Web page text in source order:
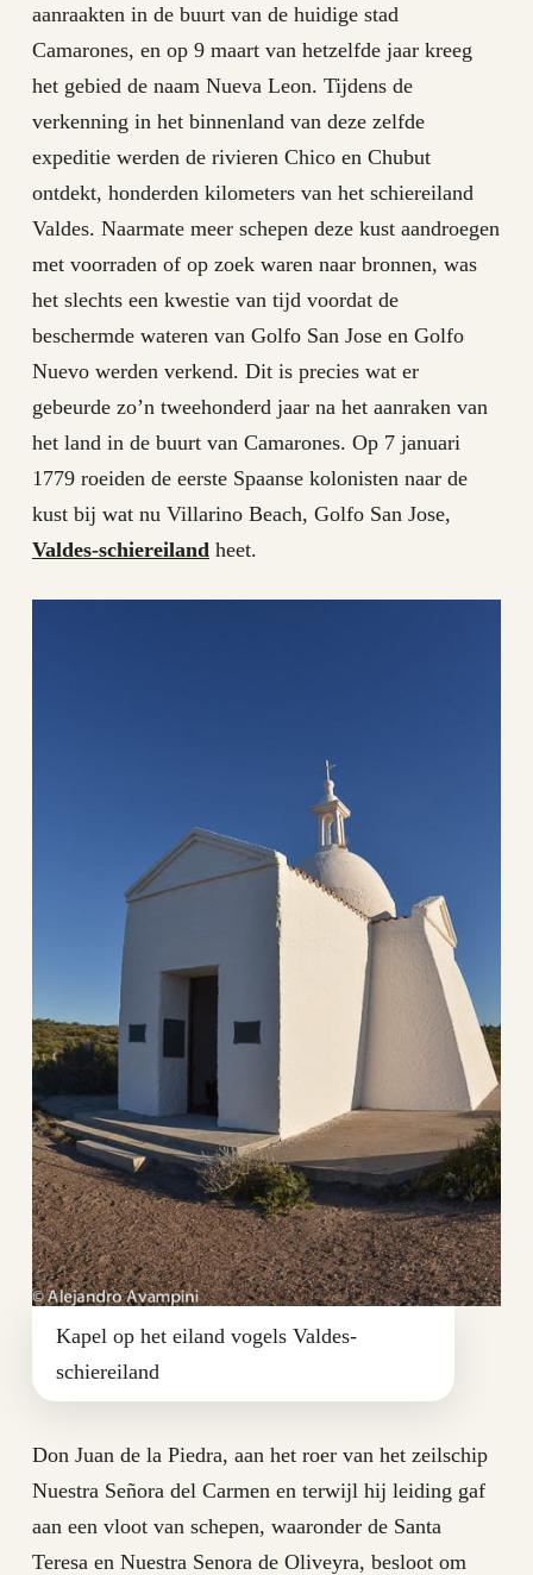
aanraakten in de buurt van de huidige stad
Camarones, en op 9 maart van hetzelfde jaar kreeg
het gebied de naam Nueva Leon. Tijdens de
verkenning in het binnenland van deze zelfde
expeditie werden de rivieren Chico en Chubut
ontdekt, honderden kilometers van het schiereiland
Valdes. Naarmate meer schepen deze kust aandroegen
met voorraden of op zoek waren naar bronnen, was
het slechts een kwestie van tijd voordat de
beschermde wateren van Golfo San Jose en Golfo
Nuevo werden verkend. Dit is precies wat er
gebeurde zo’n tweehonderd jaar na het aanraken van
het land in de buurt van Camarones. Op 7 januari
1779 roeiden de eerste Spaanse kolonisten naar de
kust bij wat nu Villarino Beach, Golfo San Jose,
Valdes-schiereiland heet.
Kapel op het eiland vogels Valdes-
schiereiland
Don Juan de la Piedra, aan het roer van het zeilschip
Nuestra Señora del Carmen en terwijl hij leiding gaf
aan een vloot van schepen, waaronder de Santa
Teresa en Nuestra Senora de Oliveyra, besloot om